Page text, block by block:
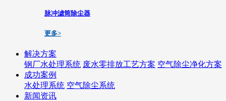
脉冲滤筒除尘器
更多>
解决方案
钢厂水处理系统 废水零排放工艺方案 空气除尘净化方案
成功案例
水处理系统 空气除尘系统
新闻资讯